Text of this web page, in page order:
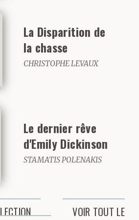
avec sa mère
relatives à
me suis-je
d’accès de
fait la
Une
la
La Disparition de
la chasse
CHRISTOPHE LEVAUX
Le dernier rêve
d'Emily Dickinson
STAMATIS POLENAKIS
VOIR TOUT LE